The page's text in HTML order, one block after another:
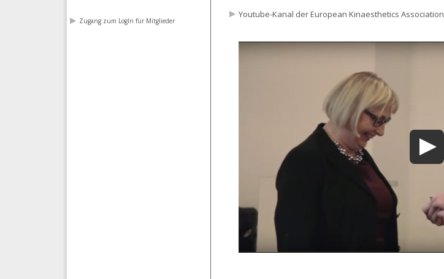
Zugang zum LogIn für Mitglieder
Youtube-Kanal der European Kinaesthetics Association